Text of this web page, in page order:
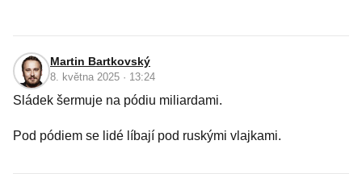
Martin Bartkovský
8. května 2025 · 13:24
Sládek šermuje na pódiu miliardami.
Pod pódiem se lidé líbají pod ruskými vlajkami.